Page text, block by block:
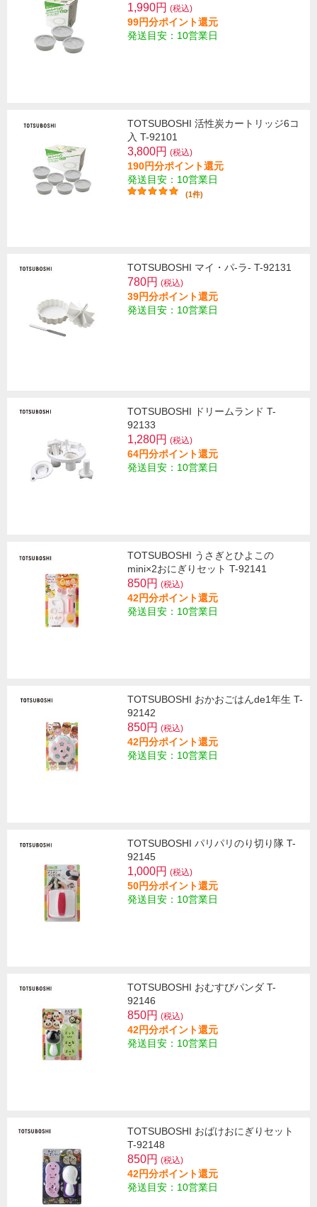
1,990円 (税込)
99円分ポイント還元
発送目安：10営業日
TOTSUBOSHI 活性炭カートリッジ6コ
入 T-92101
3,800円 (税込)
190円分ポイント還元
発送目安：10営業日
(1件)
TOTSUBOSHI マイ・パ-ラ- T-92131
780円 (税込)
39円分ポイント還元
発送目安：10営業日
TOTSUBOSHI ドリームランド T-
92133
1,280円 (税込)
64円分ポイント還元
発送目安：10営業日
TOTSUBOSHI うさぎとひよこの
mini×2おにぎりセット T-92141
850円 (税込)
42円分ポイント還元
発送目安：10営業日
TOTSUBOSHI おかおごはんde1年生 T-
92142
850円 (税込)
42円分ポイント還元
発送目安：10営業日
TOTSUBOSHI パリパリのり切り隊 T-
92145
1,000円 (税込)
50円分ポイント還元
発送目安：10営業日
TOTSUBOSHI おむすびパンダ T-
92146
850円 (税込)
42円分ポイント還元
発送目安：10営業日
TOTSUBOSHI おばけおにぎりセット
T-92148
850円 (税込)
42円分ポイント還元
発送目安：10営業日